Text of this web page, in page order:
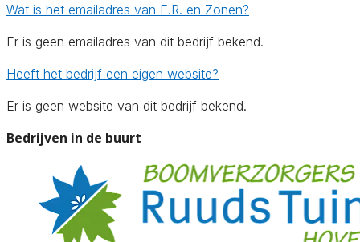
Wat is het emailadres van E.R. en Zonen?
Er is geen emailadres van dit bedrijf bekend.
Heeft het bedrijf een eigen website?
Er is geen website van dit bedrijf bekend.
Bedrijven in de buurt